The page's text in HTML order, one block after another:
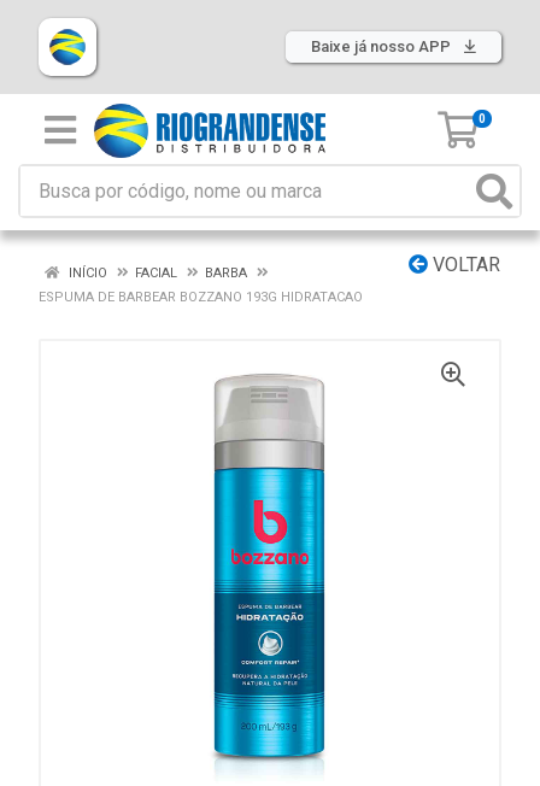
Baixe já nosso APP
0
VOLTAR
INÍCIO FACIAL
BARBA
ESPUMA DE BARBEAR BOZZANO 193G HIDRATACAO